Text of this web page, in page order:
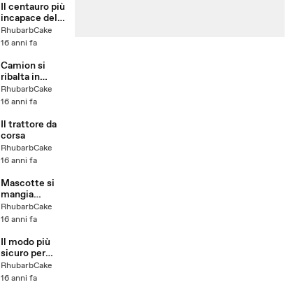
Il centauro più
incapace del
ventunesimo
secolo
RhubarbCake
16 anni fa
Camion si
ribalta in
strada
RhubarbCake
16 anni fa
Il trattore da
corsa
RhubarbCake
16 anni fa
Mascotte si
mangia
Cheerleader
RhubarbCake
16 anni fa
Il modo più
sicuro per
bruciare le
sterpaglie
RhubarbCake
16 anni fa